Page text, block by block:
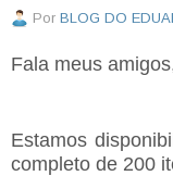
Por BLOG DO
Fala meus
Estamos
completo de 200